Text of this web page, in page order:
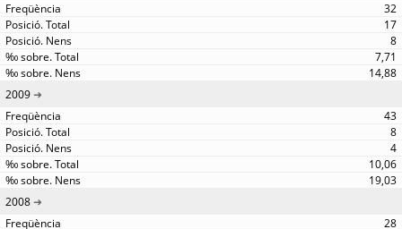
32
17
8
7,71
14,88
2009
43
8
4
10,06
19,03
2008
28